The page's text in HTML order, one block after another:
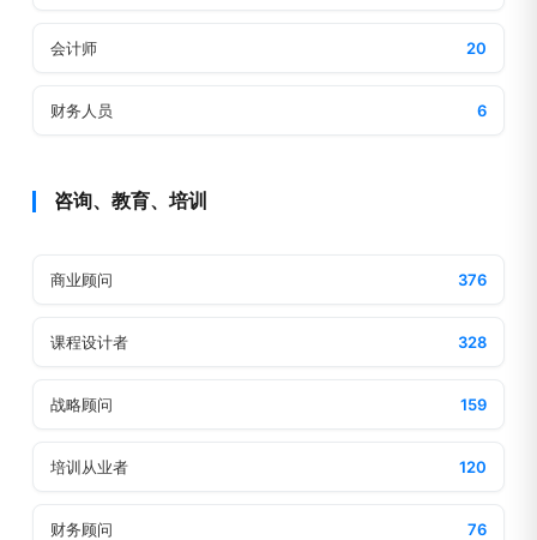
会计师 20
财务人员 6
咨询、教育、培训
商业顾问 376
课程设计者 328
战略顾问 159
培训从业者 120
财务顾问 76